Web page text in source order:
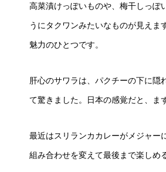
高菜漬けっぽいものや、梅干しっぽ
うにタクワンみたいなものが見え
魅力のひとつです。
肝心のサワラは、パクチーの下に隠
て驚きました。日本の感覚だと、ま
最近はスリランカカレーがメジャー
組み合わせを変えて最後まで楽しめ